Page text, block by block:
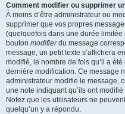
Comment modifier ou supprimer
À moins d’être administrateur ou
supprimer que vos propres
(quelquefois dans une durée
bouton modifierdu message
message, un petit texte s’affichera
modifié, le nombre de fois qu’il a
dernière modification. Ce message
administrateur modifie le message,
une note indiquant qu’ils ont
Notez que les utilisateurs ne
quelqu’un y a répondu.